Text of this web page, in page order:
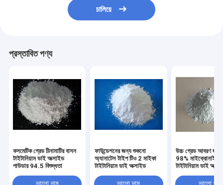
চালিয়ে
প্রস্তাবিত পণ্য
কসমেটিক গ্রেড চীনামাটির বাসন
টাইটানিয়াম ডাই অক্সাইড
পাউডার 94.5 বিশুদ্ধতা
ফাউন্ডেশনের জন্য শুকনো
অ্যানাটেস টাইপ টিও 2 মাইকা
টাইটানিয়াম ডাই অক্সাইড
উচ্চ গ্রেড আবরণ জন্য
98% মাইক্রোনাইজড
টাইটানিয়াম ডাই